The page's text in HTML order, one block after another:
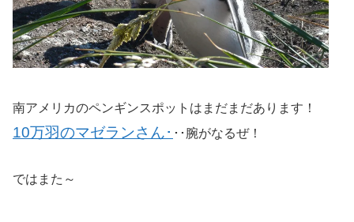
南アメリカのペンギンスポットはまだまだあります！
10万羽のマゼランさん･ ･･腕がなるぜ！
ではまた～